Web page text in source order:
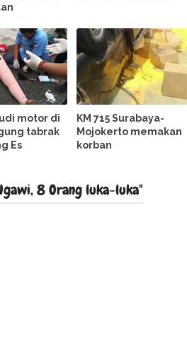
motor di
tabrak
Es
KM 715 Surabaya-
Mojokerto memakan
korban
8 Orang luka-luka"